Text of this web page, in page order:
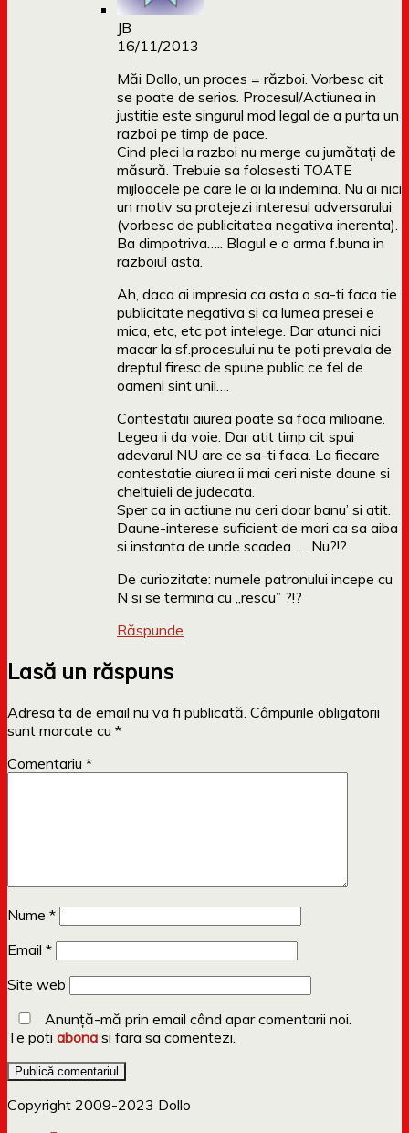
JB
16/11/2013
Măi Dollo, un proces = război. Vorbesc cit
se poate de serios. Procesul/Actiunea in
justitie este singurul mod legal de a purta un
razboi pe timp de pace.
Cind pleci la razboi nu merge cu jumătați de
măsură. Trebuie sa folosesti TOATE
mijloacele pe care le ai la indemina. Nu ai nici
un motiv sa protejezi interesul adversarului
(vorbesc de publicitatea negativa inerenta).
Ba dimpotriva….. Blogul e o arma f.buna in
razboiul asta.
Ah, daca ai impresia ca asta o sa-ti faca tie
publicitate negativa si ca lumea presei e
mica, etc, etc pot intelege. Dar atunci nici
macar la sf.procesului nu te poti prevala de
dreptul firesc de spune public ce fel de
oameni sint unii….
Contestatii aiurea poate sa faca milioane.
Legea ii da voie. Dar atit timp cit spui
adevarul NU are ce sa-ti faca. La fiecare
contestatie aiurea ii mai ceri niste daune si
cheltuieli de judecata.
Sper ca in actiune nu ceri doar banu’ si atit.
Daune-interese suficient de mari ca sa aiba
si instanta de unde scadea……Nu?!?
De curiozitate: numele patronului incepe cu
N si se termina cu „rescu” ?!?
Răspunde
Lasă un răspuns
Adresa ta de email nu va fi publicată. Câmpurile obligatorii
sunt marcate cu *
Comentariu *
Nume *
Email *
Site web
Anunță-mă prin email când apar comentarii noi.
Te poti abona si fara sa comentezi.
Copyright 2009-2023 Dollo